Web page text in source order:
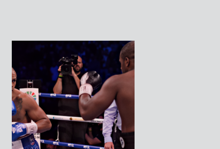
l’article